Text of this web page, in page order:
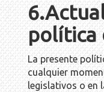
política
La presente
cualquier
legislativos o en